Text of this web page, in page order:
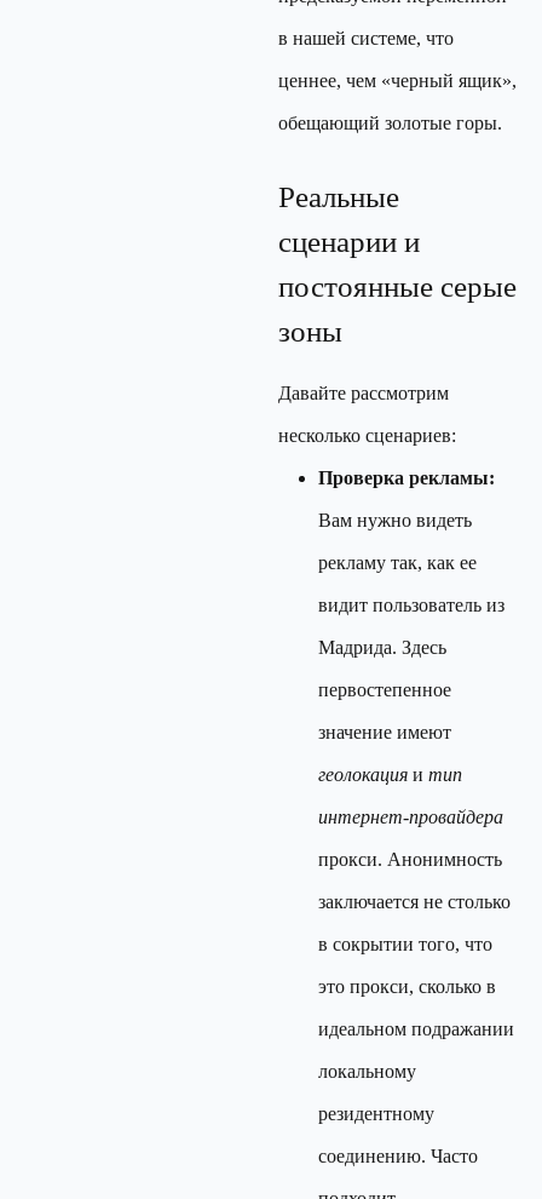
в нашей системе, что
ценнее, чем «черный ящик»,
обещающий золотые горы.
Реальные
сценарии и
постоянные серые
зоны
Давайте рассмотрим
несколько сценариев:
Проверка рекламы:
Вам нужно видеть
рекламу так, как ее
видит пользователь из
Мадрида. Здесь
первостепенное
значение имеют
геолокация и тип
интернет-провайдера
прокси. Анонимность
заключается не столько
в сокрытии того, что
это прокси, сколько в
идеальном подражании
локальному
резидентному
соединению. Часто